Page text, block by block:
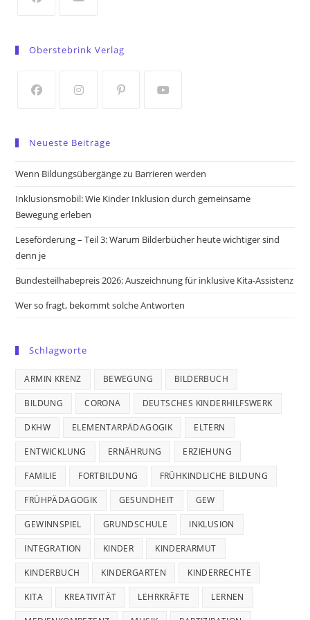
a
tab
tab
Oberstebrink Verlag
a
new
new
a
new
new
Neueste Beiträge
Wenn Bildungsübergänge zu Barrieren werden
Inklusionsmobil: Wie Kinder Inklusion durch gemeinsame
Bewegung erleben
Leseförderung – Teil 3: Warum Bilderbücher heute wichtiger sind
denn je
Bundesteilhabepreis 2026: Auszeichnung für inklusive Kita-Assistenz
Wer so fragt, bekommt solche Antworten
Schlagworte
ARMIN KRENZ BEWEGUNG BILDERBUCH
BILDUNG CORONA DEUTSCHES KINDERHILFSWERK
DKHW ELEMENTARPÄDAGOGIK ELTERN
ENTWICKLUNG ERNÄHRUNG ERZIEHUNG
FAMILIE FORTBILDUNG FRÜHKINDLICHE BILDUNG
FRÜHPÄDAGOGIK GESUNDHEIT GEW
GEWINNSPIEL GRUNDSCHULE INKLUSION
INTEGRATION KINDER KINDERARMUT
KINDERBUCH KINDERGARTEN KINDERRECHTE
KITA KREATIVITÄT LEHRKRÄFTE LERNEN